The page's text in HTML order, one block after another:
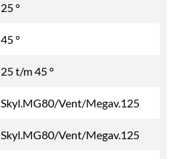
25 °
45 °
25 t/m 45 °
Skyl.MG80/Vent/Megav.125
Skyl.MG80/Vent/Megav.125